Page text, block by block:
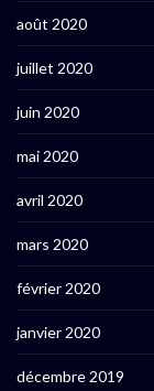
août 2020
juillet 2020
juin 2020
mai 2020
avril 2020
mars 2020
février 2020
janvier 2020
décembre 2019